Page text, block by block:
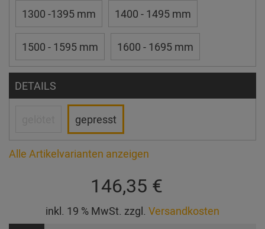
1300 -1395 mm 1400 - 1495 mm
1500 - 1595 mm 1600 - 1695 mm
DETAILS
gepresst
Alle Artikelvarianten anzeigen
146,35 €
inkl. 19 % MwSt. zzgl. Versandkosten